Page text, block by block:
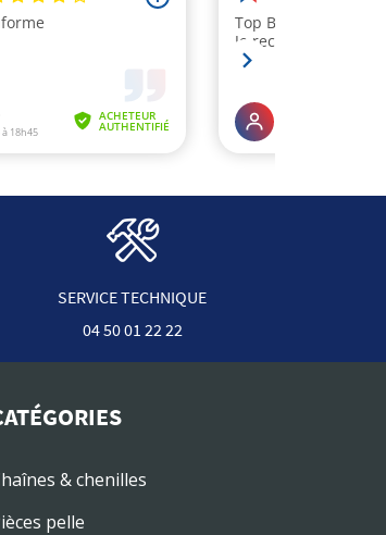
SERVICE TECHNIQUE
04 50 01 22 22
& chenilles
pelle